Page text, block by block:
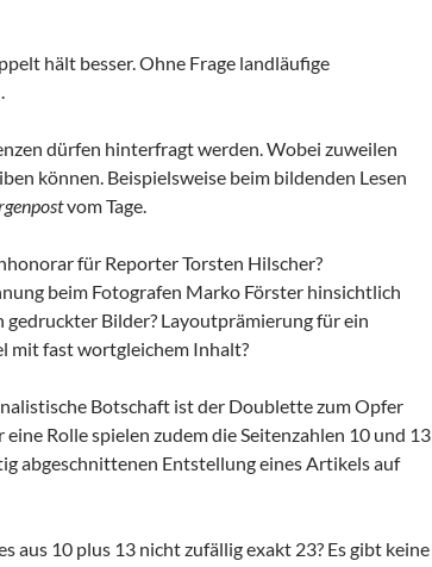
hält besser. Ohne Frage landläufige
dürfen hinterfragt werden. Wobei zuweilen
können. Beispielsweise beim bildenden Lesen
vom Tage.
für Reporter Torsten Hilscher?
beim Fotografen Marko Förster hinsichtlich
gedruckter Bilder? Layoutprämierung für ein
mit fast wortgleichem Inhalt?
Botschaft ist der Doublette zum Opfer
eine Rolle spielen zudem die Seitenzahlen 10 und 13
abgeschnittenen Entstellung eines Artikels auf
aus 10 plus 13 nicht zufällig exakt 23? Es gibt keine